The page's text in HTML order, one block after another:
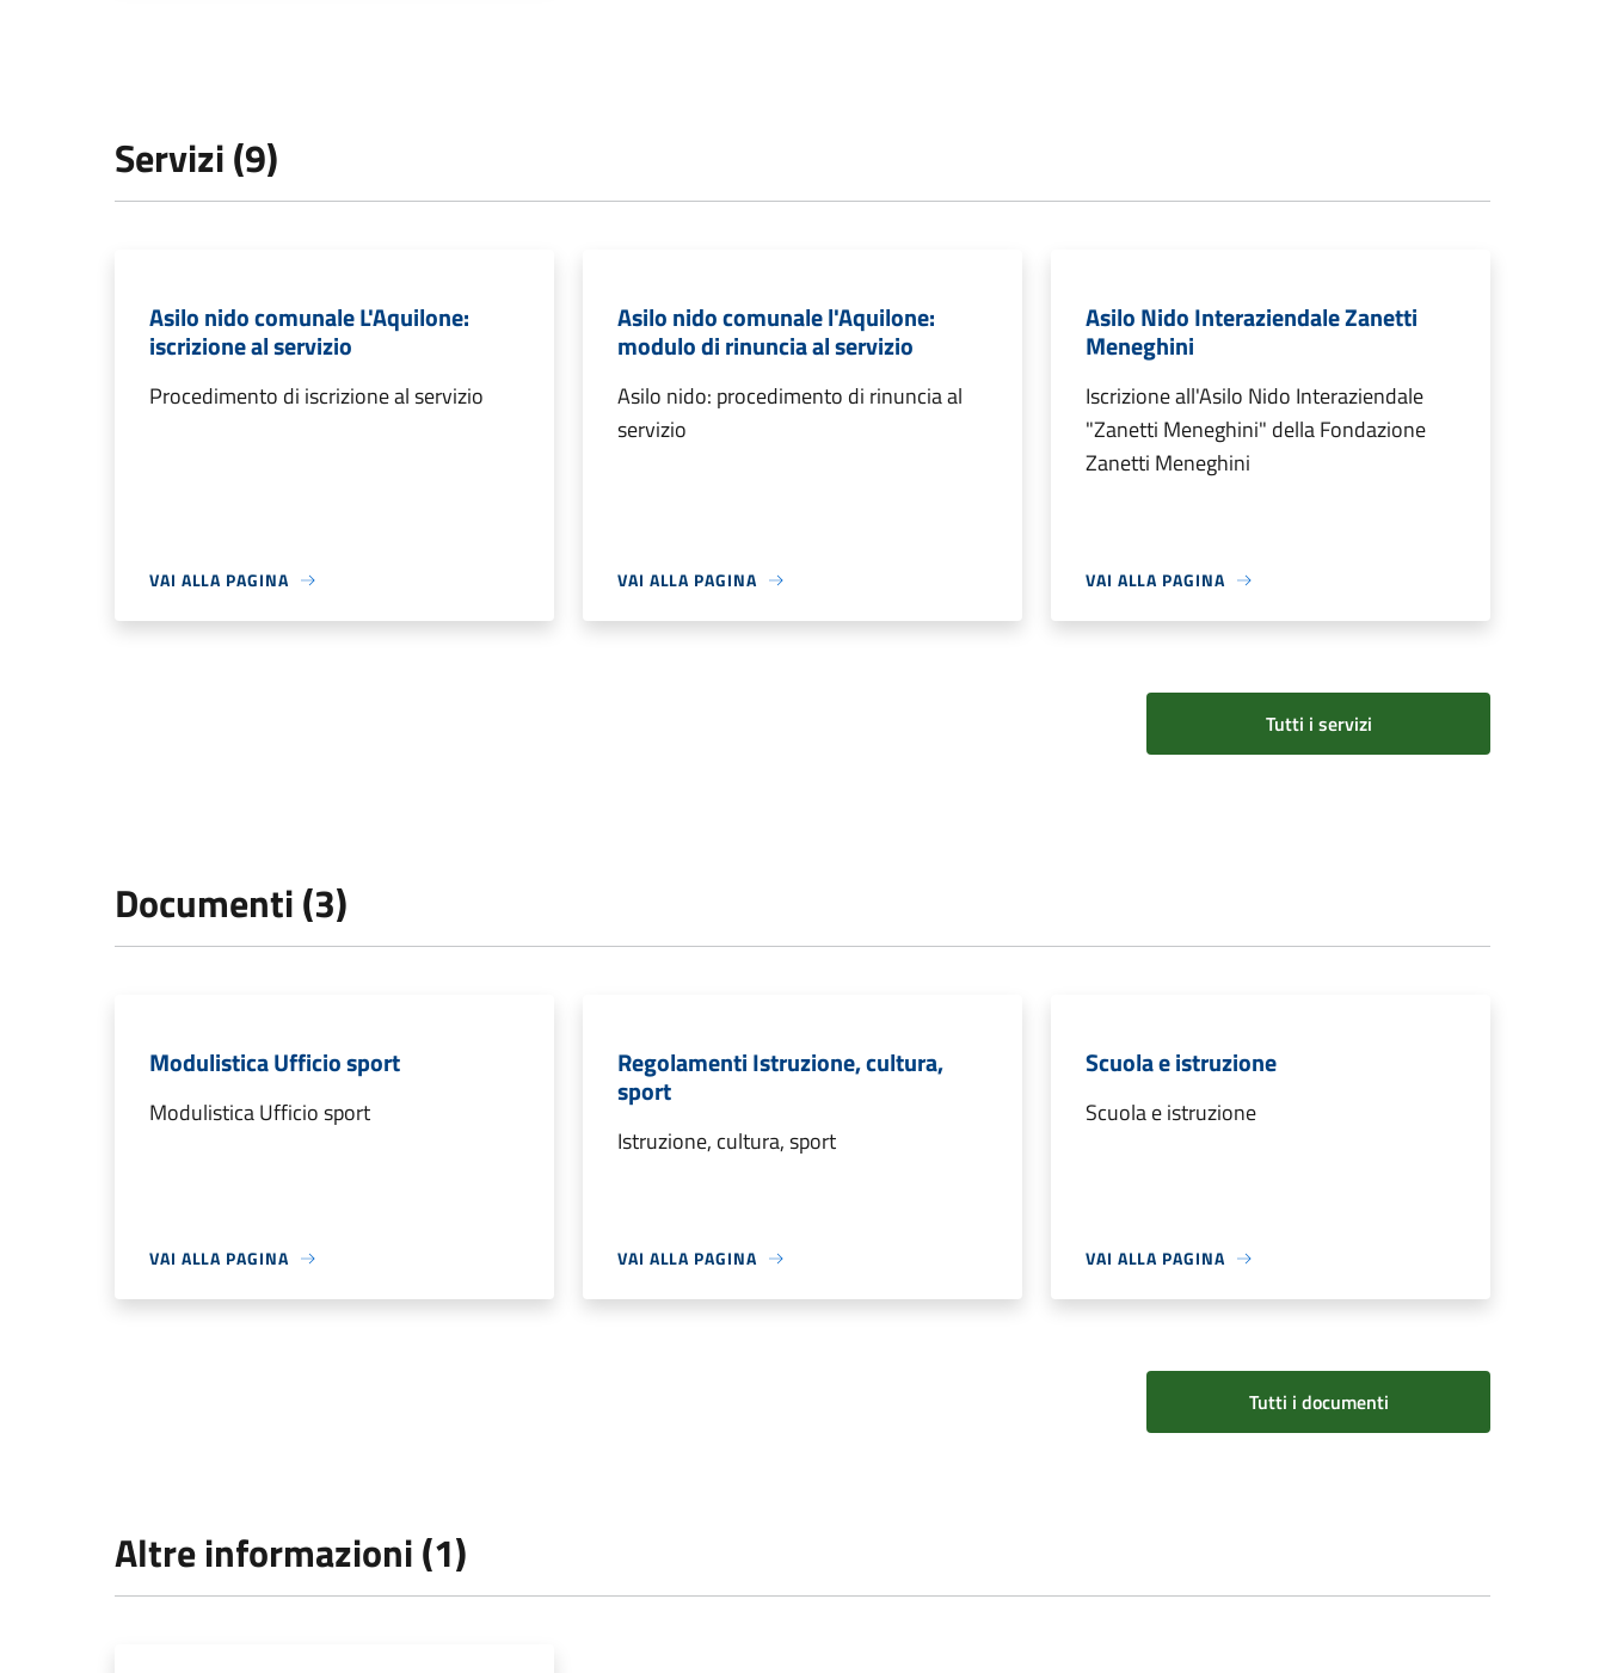
Servizi (9)
Asilo nido comunale L'Aquilone:
iscrizione al servizio
Procedimento di iscrizione al servizio
VAI ALLA PAGINA
Asilo nido comunale l'Aquilone:
modulo di rinuncia al servizio
Asilo nido: procedimento di rinuncia al
servizio
VAI ALLA PAGINA
Asilo Nido Interaziendale Zanetti
Meneghini
Iscrizione all'Asilo Nido Interaziendale
"Zanetti Meneghini" della Fondazione
Zanetti Meneghini
VAI ALLA PAGINA
Tutti i servizi
Documenti (3)
Modulistica Ufficio sport
Modulistica Ufficio sport
VAI ALLA PAGINA
Regolamenti Istruzione, cultura,
sport
Istruzione, cultura, sport
VAI ALLA PAGINA
Scuola e istruzione
Scuola e istruzione
VAI ALLA PAGINA
Tutti i documenti
Altre informazioni (1)